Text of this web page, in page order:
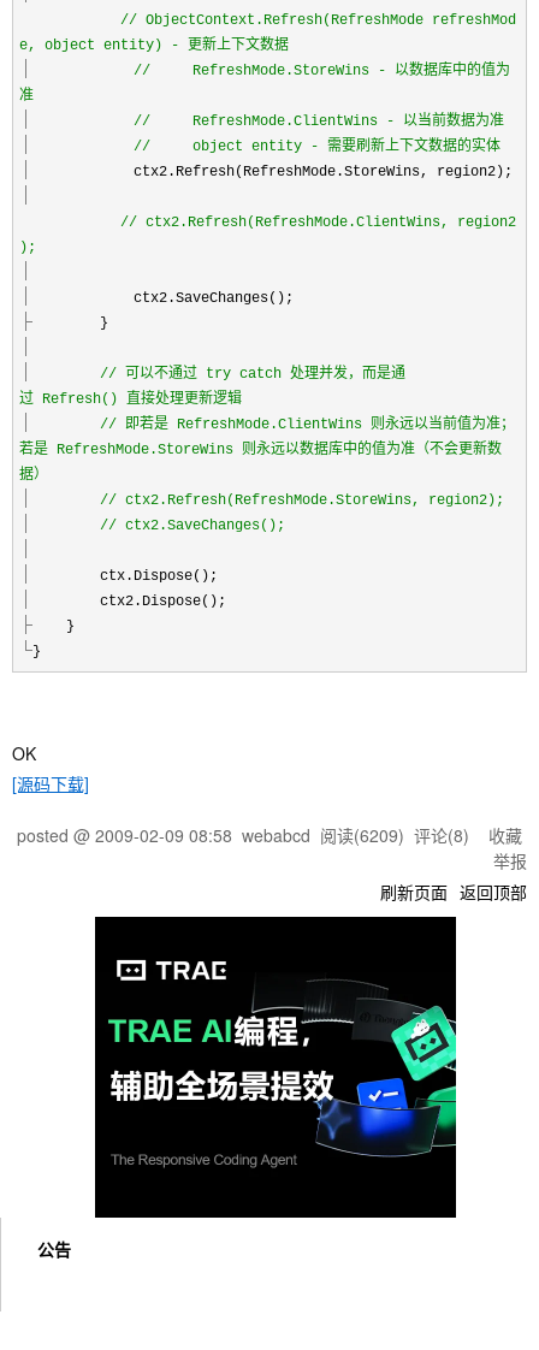
// ObjectContext.Refresh(RefreshMode refreshMod
e, object entity) - 更新上下文数据
// RefreshMode.StoreWins - 以数据库中的值为
准
// RefreshMode.ClientWins - 以当前数据为准
// object entity - 需要刷新上下文数据的实体
ctx2.Refresh(RefreshMode.StoreWins, region2);
// ctx2.Refresh(RefreshMode.ClientWins, region2
);
ctx2.SaveChanges();
}
// 可以不通过 try catch 处理并发，而是通
过 Refresh() 直接处理更新逻辑
// 即若是 RefreshMode.ClientWins 则永远以当前值为准；
若是 RefreshMode.StoreWins 则永远以数据库中的值为准（不会更新数
据）
// ctx2.Refresh(RefreshMode.StoreWins, region2);
// ctx2.SaveChanges();
ctx.Dispose();
ctx2.Dispose();
}
}
OK
[源码下载]
posted @ 2009-02-09 08:58 webabcd 阅读(6209) 评论(8) 收藏
举报
刷新页面 返回顶部
公告